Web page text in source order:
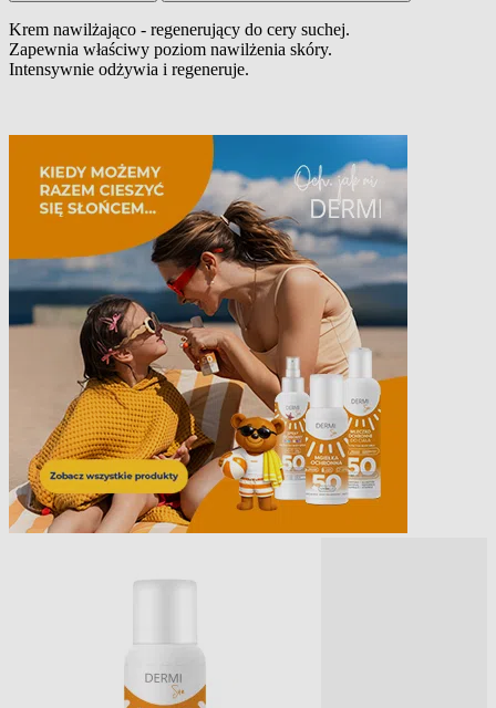
Opis produktu
Krem nawilżająco - regenerujący do cery suchej.
Zapewnia właściwy poziom nawilżenia skóry.
Intensywnie odżywia i regeneruje.